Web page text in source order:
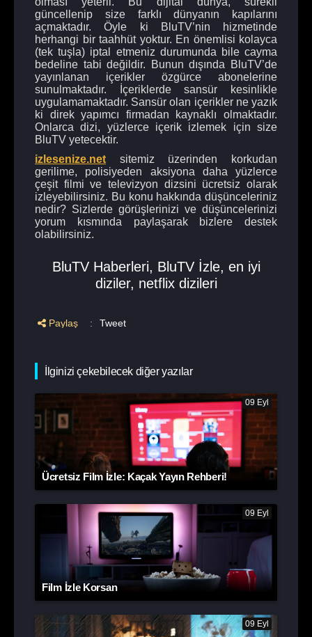
güncellenip size farklı dünyanın kapılarını
açmaktadır. Öyle ki BluTV’nin hizmetinde
herhangi bir taahhüt yoktur. En önemlisi kolayca
(tek tuşla) iptal etmeniz durumunda bile cayma
bedeline tabi değildir. Bunun dışında BluTV’de
yayınlanan içerikler özgürce abonelerine
sunulmaktadır. İçeriklerde sansür kesinlikle
uygulamamaktadır. Sansür olan içerikler ne yazık
ki direk yapımcı firmadan kaynaklı olmaktadır.
Onlarca dizi, yüzlerce içerik izlemek için size
BluTV yetecektir.
izlesenize.net sitemiz üzerinden korkudan
gerilime, polisiyeden aksiyona daha yüzlerce
çeşit filmi ve televizyon dizsini ücretsiz olarak
izleyebilirsiniz. Bu konu hakkında düşünceleriniz
nedir? Sizlerde görüşlerinizi ve düşüncelerinizi
yorum kısmında paylaşarak bizlere destek
olabilirsiniz.
BluTV Haberleri, BluTV İzle, en iyi
diziler, netflix dizileri
Paylaş : Tweet
İlginizi çekebilecek diğer yazılar
09 Eyl
Ücretsiz Film İzle: Kaçak Yayın Rehberi!
09 Eyl
Film İzle Korsan
09 Eyl